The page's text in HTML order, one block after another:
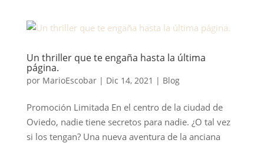
Un thriller que te engaña hasta la última
página.
por MarioEscobar| Dic 14, 2021 | Blog
Promoción Limitada En el centro de la ciudad de
Oviedo, nadie tiene secretos para nadie. ¿O tal vez
si los tengan? Una nueva aventura de la anciana